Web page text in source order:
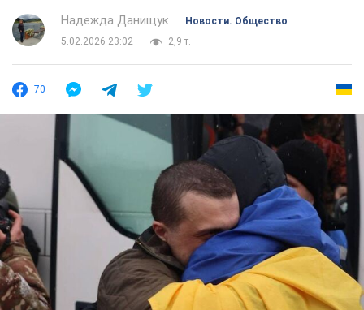
Надежда Данищук
Новости. Общество
5.02.2026 23:02
2,9 т.
70